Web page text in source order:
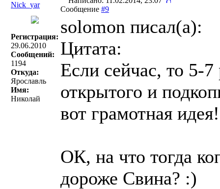
Nick_yar
Сообщение #9
Регистрация:
29.06.2010
Сообщений:
1194
Откуда:
Ярославль
Имя:
Николай
solomon писал(a):
Цитата:
Если сейчас, то 5-7
открытого и
вот грамотная идея!
ОК, на что тогда
дороже Свина? :)